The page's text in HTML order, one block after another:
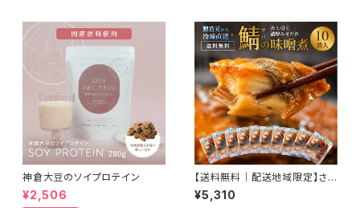
神倉大豆のソイプロテイン
¥2,506
【送料無料｜配送地域限定】さ
ば味噌煮(冷凍レトルト40g×10
袋) 製造元から冷凍直送 老舗味
¥5,310